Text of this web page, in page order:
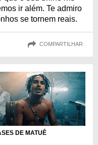
ir além. Te admiro
se tornem reais.
COMPARTILHAR
DE MATUÊ